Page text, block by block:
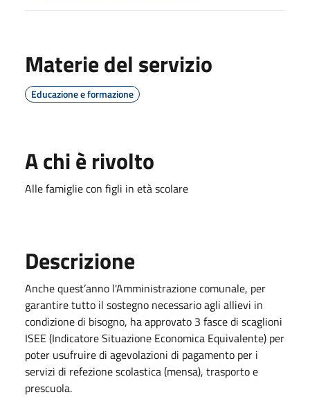
Materie del servizio
Educazione e formazione
A chi è rivolto
Alle famiglie con figli in età scolare
Descrizione
Anche quest’anno l'Amministrazione comunale, per
garantire tutto il sostegno necessario agli allievi in
condizione di bisogno, ha approvato 3 fasce di scaglioni
ISEE (Indicatore Situazione Economica Equivalente) per
poter usufruire di agevolazioni di pagamento per i
servizi di refezione scolastica (mensa), trasporto e
prescuola.